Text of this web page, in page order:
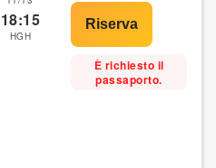
18:15
HGH
È richiesto il
passaporto.